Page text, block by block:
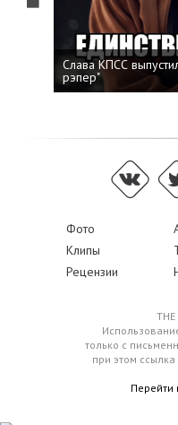
Слава КПСС
рэпер"
Фото
Клипы
Рецензии
только с
при этом
Перейти